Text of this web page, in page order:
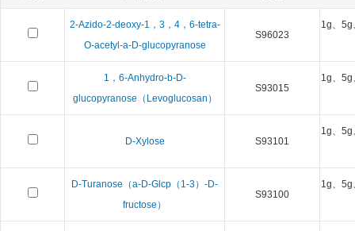
2-Azido-2-deoxy-1，3，4，6-tetra-
O-acetyl-a-D-glucopyranose
S96023
1g、
1，6-Anhydro-b-D-
glucopyranose（Levoglucosan）
S93015
1g、
D-Xylose S93101
1g、
D-Turanose（a-D-Glcp（1-3）-D-
fructose）
S93100
1g、